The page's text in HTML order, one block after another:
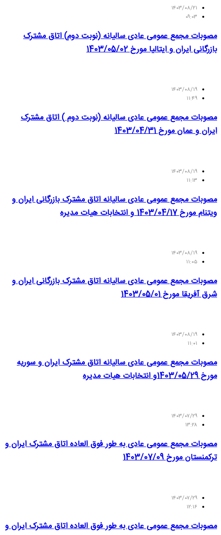
۱۴۰۳/۰۸/۲۱
۰۹:۰۳
مصوبات مجمع عمومی عادی سالیانه (نوبت دوم) اتاق مشترک
بازرگانی ایران و ایتالیا مورخ 1403/05/02
۱۴۰۳/۰۸/۱۹
۱۱:۴۹
مصوبات مجمع عمومی عادی سالیانه (نوبت دوم ) اتاق مشترک
ایران و عمان مورخ 1403/04/31
۱۴۰۳/۰۸/۱۹
۱۱:۱۳
مصوبات مجمع عمومی عادی سالیانه اتاق مشترک بازرگانی ایران و
ویتنام مورخ 1403/04/17 و انتخابات هیات مدیره
۱۴۰۳/۰۸/۱۹
۱۱:۰۵
مصوبات مجمع عمومی عادی سالیانه اتاق مشترک بازرگانی ایران و
شرق آفریقا مورخ 1403/05/01
۱۴۰۳/۰۸/۱۹
۱۱:۰۱
مصوبات مجمع عمومی عادی سالیانه اتاق مشترک ایران و سوریه
مورخ 1403/05/29و انتخابات هیات مدیره
۱۴۰۳/۰۷/۲۹
۱۳:۲۸
مصوبات مجمع عمومی عادی به طور فوق العاده اتاق مشترک ایران و
ترکمنستان مورخ 1403/07/09
۱۴۰۳/۰۷/۲۹
۱۲:۱۶
مصوبات مجمع عمومی عادی به طور فوق العاده اتاق مشترک ایران و